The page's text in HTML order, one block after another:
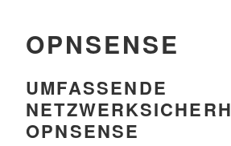
OPNSENSE
UMFASSENDE
OPNSENSE